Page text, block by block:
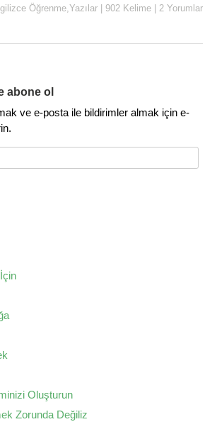
Öğrenme,Yazılar 902 Kelime 2 Yorumlar
abone ol
ve e-posta ile bildirimler almak için e-
Oluşturun
Zorunda Değiliz